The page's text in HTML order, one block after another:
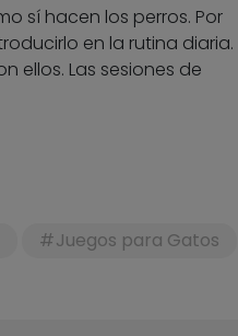
sí hacen los perros. Por
en la rutina diaria.
ellos. Las sesiones de
Juegos para Gatos